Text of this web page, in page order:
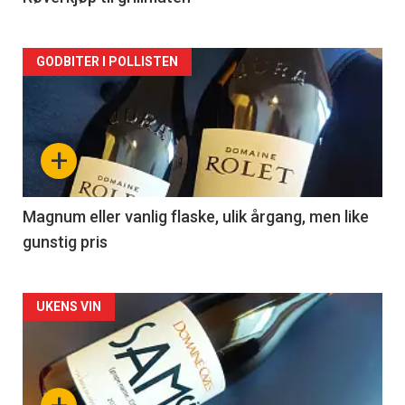
Forsiden
akkurat
nå
3
+
GODBITER I POLLISTEN
Magnum eller vanlig flaske, ulik årgang, men like
gunstig pris
Forsiden
akkurat
nå
UKENS VIN